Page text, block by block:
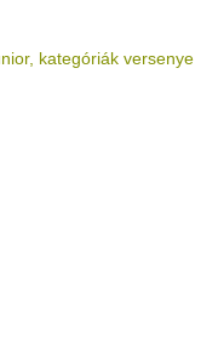
kategóriák versenye